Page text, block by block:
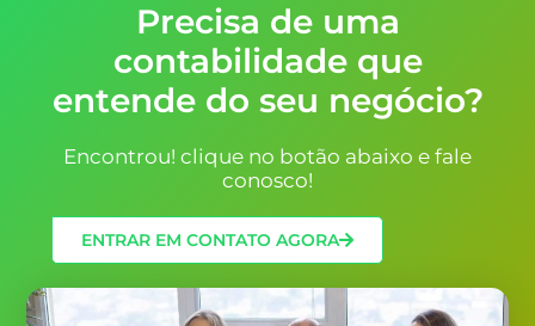
Precisa de uma
contabilidade que
entende do seu negócio?
Encontrou! clique no botão abaixo e fale
conosco!
ENTRAR EM CONTATO AGORA